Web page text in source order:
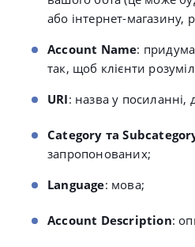
або інтернет-магазину,
Account Name:
так, щоб клієнти
URI: назва у
Category та
запропонованих;
Language: мова;
Account Description: